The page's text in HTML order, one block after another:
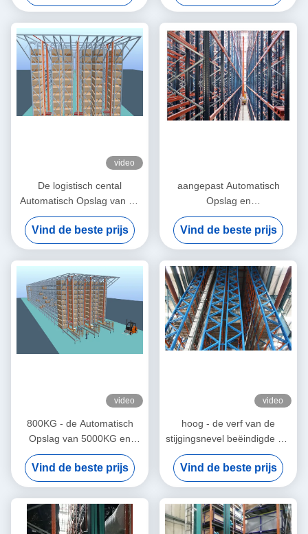
video
De logistisch cental
Automatisch Opslag van de
nevelverf en
Herwinningssysteem met
stapelaarkraan
Vind de beste prijs
aangepast Automatisch
Opslag en
Herwinningssysteem voor
Pakhuisopslag
Vind de beste prijs
video
800KG - de Automatisch
Opslag van 5000KG en
Herwinningssysteem met
Steunbar, Blauw/sinaasappel
Vind de beste prijs
video
hoog - de verf van de
stijgingsnevel beëindigde het
geautomatiseerde systeem
van de opslagherwinning
voor Fabriek
Vind de beste prijs